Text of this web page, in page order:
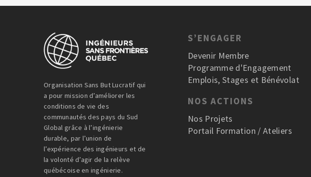
Organisation Sans But Lucratif qui
a pour mission d’améliorer les
conditions de vie des
communautés des pays du Sud
Global grâce à l’ingénierie
durable, par l’union de
l’expérience des ingénieurs et de
la volonté d’agir de la relève
québécoise en ingénierie.
S’ENGAGER
Devenir Membre
Programme d'Engagement
Emplois, Stages et Bénévolat
NOS ACTIONS
Nos Projets
Portail Formation / Ateliers